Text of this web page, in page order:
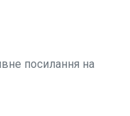
посилання на